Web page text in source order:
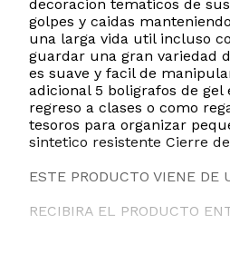
decoracion tematicos de
golpes y caidas
una larga vida util incluso
guardar una gran variedad
es suave y facil de
adicional 5 boligrafos de
regreso a clases o como
tesoros para organizar
sintetico resistente Cierre
ESTE PRODUCTO VIENE DE
RECIBIRA EL PRODUCTO